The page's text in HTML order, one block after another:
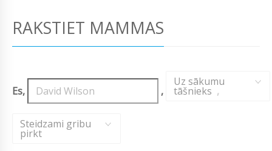
RAKSTIET MAMMAS
Es, ,
Uz sākumu
tāšnieks ,
Steidzami gribu
pirkt